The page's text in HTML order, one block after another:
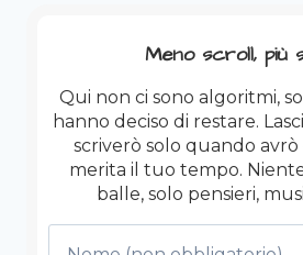
Meno scroll, più
Qui non ci sono algoritmi,
hanno deciso di restare.
scriverò solo quando
merita il tuo tempo.
balle, solo pensieri,